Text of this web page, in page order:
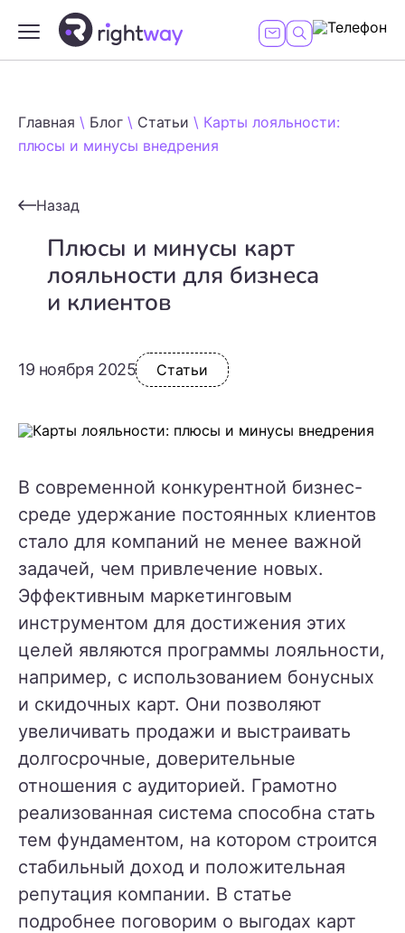
Главная \ Блог \ Статьи \ Карты лояльности:
плюсы и минусы внедрения
Назад
Плюсы и минусы карт
лояльности для бизнеса
и клиентов
19 ноября 2025 Статьи
В современной конкурентной бизнес-
среде удержание постоянных клиентов
стало для компаний не менее важной
задачей, чем привлечение новых.
Эффективным маркетинговым
инструментом для достижения этих
целей являются программы лояльности,
например, с использованием бонусных
и скидочных карт. Они позволяют
увеличивать продажи и выстраивать
долгосрочные, доверительные
отношения с аудиторией. Грамотно
реализованная система способна стать
тем фундаментом, на котором строится
стабильный доход и положительная
репутация компании. В статье
подробнее поговорим о выгодах карт